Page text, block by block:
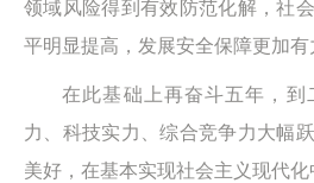
领域风险得到有效防范化解，社
平明显提高，发展安全保障更加有
在此基础上再奋斗五年，到
力、科技实力、综合竞争力大幅
美好，在基本实现社会主义现代化